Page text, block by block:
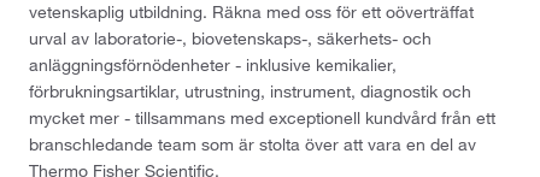
vetenskaplig utbildning. Räkna med oss för ett oöverträffat
urval av laboratorie-, biovetenskaps-, säkerhets- och
anläggningsförnödenheter - inklusive kemikalier,
förbrukningsartiklar, utrustning, instrument, diagnostik och
mycket mer - tillsammans med exceptionell kundvård från ett
branschledande team som är stolta över att vara en del av
Thermo Fisher Scientific.